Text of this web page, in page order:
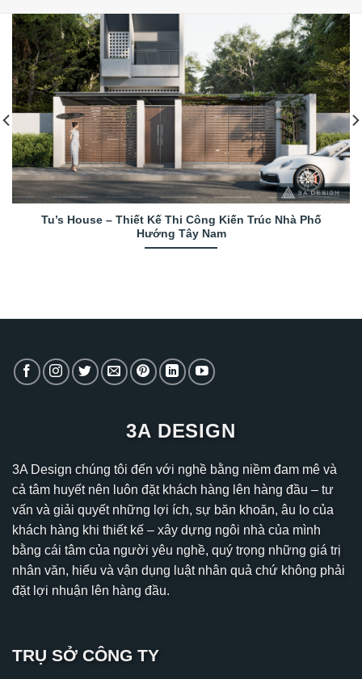
Tu’s House – Thiết Kế Thi Công Kiến Trúc Nhà Phố
Hướng Tây Nam
3A DESIGN
3A Design chúng tôi đến với nghề bằng niềm đam mê và
cả tâm huyết nên luôn đặt khách hàng lên hàng đầu – tư
vấn và giải quyết những lợi ích, sự băn khoăn, âu lo của
khách hàng khi thiết kế – xây dựng ngôi nhà của mình
bằng cái tâm của người yêu nghề, quý trọng những giá trị
nhân văn, hiểu và vận dụng luật nhân quả chứ không phải
đặt lợi nhuận lên hàng đầu.
TRỤ SỞ CÔNG TY